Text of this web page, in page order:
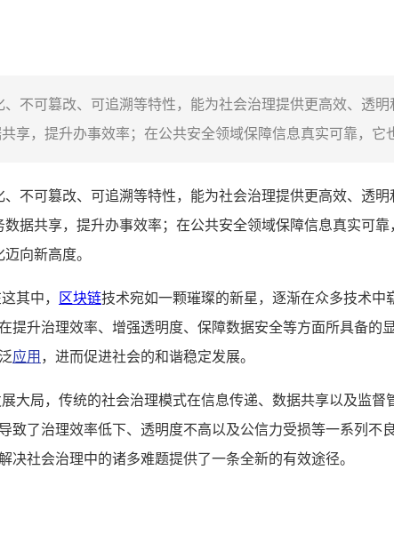
不可篡改、可追溯等特性，能为社会治理提供更高效、透
享，提升办事效率；在公共安全领域保障信息真实可靠，它
、不可篡改、可追溯等特性，能为社会治理提供更高效、透
据共享，提升办事效率；在公共安全领域保障信息真实可
向新高度。
其中， 区块链技术宛如一颗璀璨的新星，逐渐在众多技术
升治理效率、增强透明度、保障数据安全等方面所具备的
应用 ，进而促进社会的和谐稳定发展。
局，传统的社会治理模式在信息传递、数据共享以及监督
了治理效率低下、透明度不高以及公信力受损等一系列不
社会治理中的诸多难题提供了一条全新的有效途径。